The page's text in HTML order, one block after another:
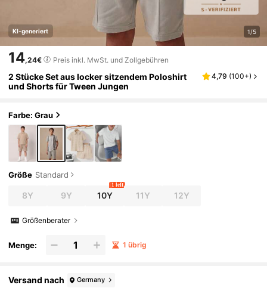
KI-generiert 1/5
14,24€ Preis inkl. MwSt. und Zollgebühren
2 Stücke Set aus locker sitzendem Poloshirt
und Shorts für Tween Jungen
4,79 (100+)
Farbe: Grau
Größe Standard
8Y 9Y 10Y
1 left
11Y 12Y
Größenberater
Menge: 1 übrig
Versand nach Germany